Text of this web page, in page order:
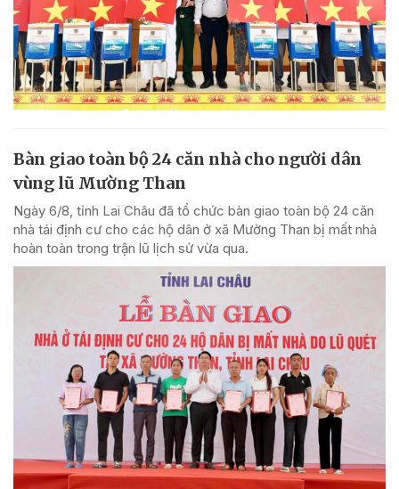
Bàn giao toàn bộ 24 căn nhà cho người dân
vùng lũ Mường Than
Ngày 6/8, tỉnh Lai Châu đã tổ chức bàn giao toàn bộ 24 căn
nhà tái định cư cho các hộ dân ở xã Mường Than bị mất nhà
hoàn toàn trong trận lũ lịch sử vừa qua.